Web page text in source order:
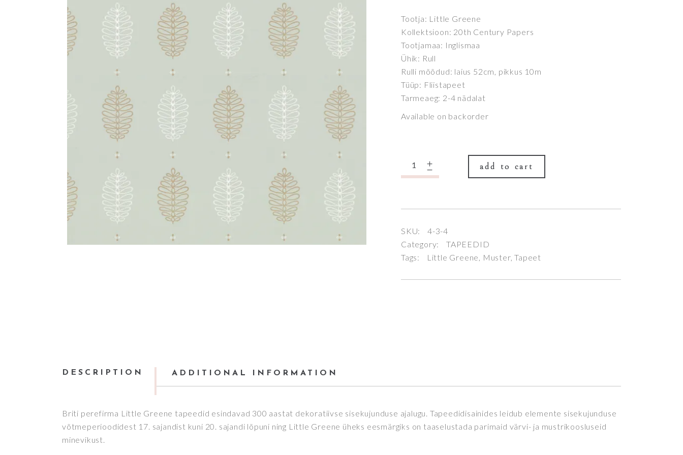
Tootja: Little Greene
Kollektsioon: 20th Century Papers
Tootjamaa: Inglismaa
Ühik: Rull
Rulli mõõdud: laius 52cm, pikkus 10m
Tüüp: Fliistapeet
Tarmeaeg: 2-4 nädalat
Available on backorder
Quantity add to cart
SKU:
4-3-4
Category:
TAPEEDID
Tags:
Little Greene, Muster,Tapeet
DESCRIPTION ADDITIONAL INFORMATION
Briti perefirma Little Greene tapeedid esindavad 300 aastat dekoratiivse sisekujunduse ajalugu. Tapeedidisainides leidub elemente sisekujunduse
võtmeperioodidest 17. sajandist kuni 20. sajandi lõpuni ning Little Greene üheks eesmärgiks on taaselustada parimaid värvi- ja mustrikoosluseid
minevikust.